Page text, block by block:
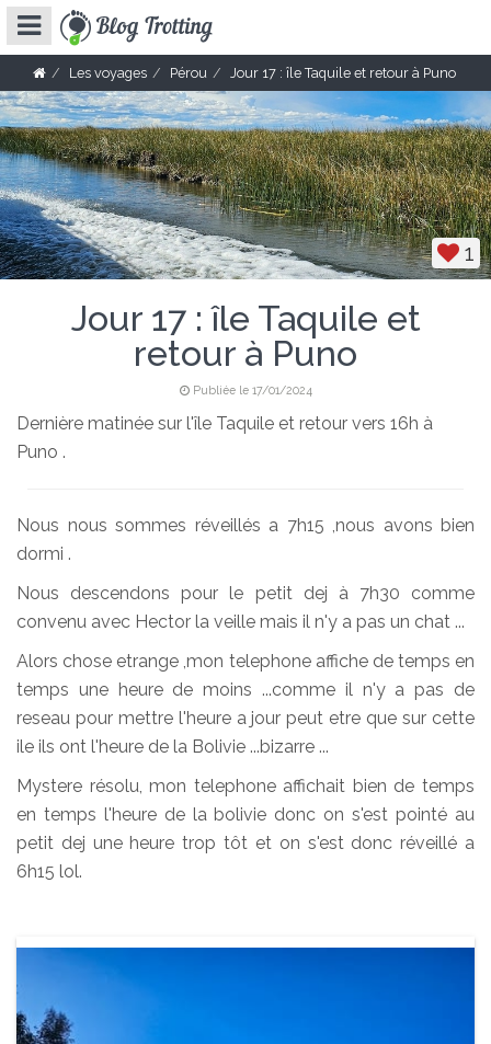
Les voyages Pérou Jour 17 : île Taquile et retour à Puno
1
Jour 17 : île Taquile et
retour à Puno
Publiée le 17/01/2024
Dernière matinée sur l'île Taquile et retour vers 16h à
Puno .
Nous nous sommes réveillés a 7h15 ,nous avons bien
dormi .
Nous descendons pour le petit dej à 7h30 comme
convenu avec Hector la veille mais il n'y a pas un chat ...
Alors chose etrange ,mon telephone affiche de temps en
temps une heure de moins ...comme il n'y a pas de
reseau pour mettre l'heure a jour peut etre que sur cette
ile ils ont l'heure de la Bolivie ...bizarre ...
Mystere résolu, mon telephone affichait bien de temps
en temps l'heure de la bolivie donc on s'est pointé au
petit dej une heure trop tôt et on s'est donc réveillé a
6h15 lol.